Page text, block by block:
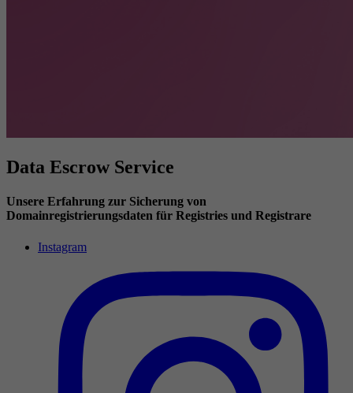
Data Escrow Service
Unsere Erfahrung zur Sicherung von
Domainregistrierungsdaten für Registries und Registrare
Instagram